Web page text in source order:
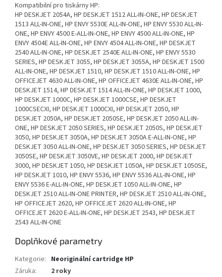
Kompatibilní pro tiskárny HP:
HP DESKJET 2054A, HP DESKJET 1512 ALL-IN-ONE, HP DESKJET
1513 ALL-IN-ONE, HP ENVY 5530E ALL-IN-ONE, HP ENVY 5530 ALL-IN-
ONE, HP ENVY 4500 E-ALL-IN-ONE, HP ENVY 4500 ALL-IN-ONE, HP
ENVY 4504E ALL-IN-ONE, HP ENVY 4504 ALL-IN-ONE, HP DESKJET
2540 ALL-IN-ONE, HP DESKJET 2540E ALL-IN-ONE, HP ENVY 5530
SERIES, HP DESKJET 3055, HP DESKJET 3055A, HP DESKJET 1500
ALL-IN-ONE, HP DESKJET 1510, HP DESKJET 1510 ALL-IN-ONE, HP
OFFICEJET 4630 ALL-IN-ONE, HP OFFICEJET 4630E ALL-IN-ONE, HP
DESKJET 1514, HP DESKJET 1514 ALL-IN-ONE, HP DESKJET 1000,
HP DESKJET 1000C, HP DESKJET 1000CSE, HP DESKJET
1000CSECXI, HP DESKJET 1000CXI, HP DESKJET 2050, HP
DESKJET 2050A, HP DESKJET 2050SE, HP DESKJET 2050 ALL-IN-
ONE, HP DESKJET 2050 SERIES, HP DESKJET 2050S, HP DESKJET
3050, HP DESKJET 3050A, HP DESKJET 3050A E-ALL-IN-ONE, HP
DESKJET 3050 ALL-IN-ONE, HP DESKJET 3050 SERIES, HP DESKJET
3050SE, HP DESKJET 3050VE, HP DESKJET 2000, HP DESKJET
3000, HP DESKJET 1050, HP DESKJET 1050A, HP DESKJET 1050SE,
HP DESKJET 1010, HP ENVY 5536, HP ENVY 5536 ALL-IN-ONE, HP
ENVY 5536 E-ALL-IN-ONE, HP DESKJET 1050 ALL-IN-ONE, HP
DESKJET 2510 ALL-IN-ONE PRINTER, HP DESKJET 2510 ALL-IN-ONE,
HP OFFICEJET 2620, HP OFFICEJET 2620 ALL-IN-ONE, HP
OFFICEJET 2620 E-ALL-IN-ONE, HP DESKJET 2543, HP DESKJET
2543 ALL-IN-ONE
Doplňkové parametry
Kategorie: Neoriginální cartridge HP
Záruka: 2 roky